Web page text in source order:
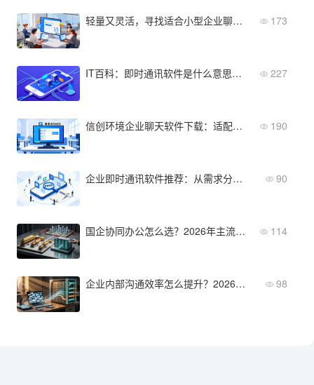
轻量又灵活，寻找适合小型企业聊天软件的看这里 173
IT百科：即时通讯软件是什么意思？一文看懂底层技术演进 227
信创环境企业聊天软件下载：适配国产操作系统的版本 190
企业即时通讯软件推荐：从需求分析到选型清单 90
国企协同办公怎么选？2026年主流产品深度对比 114
企业内部沟通效率怎么提升？2026年关键趋势与应对策略 98